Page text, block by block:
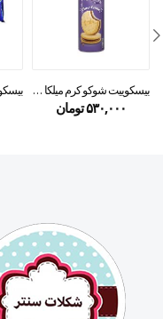
بیسکوییت شوکو کرم میلکا – milka
۵۳۰,۰۰۰تومان